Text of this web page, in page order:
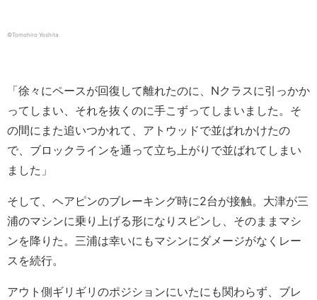
©︎Tomohiro Yoshita
「徐々にペースが回復して離れたのに、Nクラスに引っかか
ってしまい、それを抜くのに手こずってしまいました。そ
の間にまた追いつかれて、アトウッドで並ばれかけたの
で、ブロックラインを通って立ち上がりで並ばれてしまい
ました」
そして、ヘアピンのブレーキング時に2台が接触。大津が三
浦のマシンに乗り上げる形になりスピンし、そのままマシ
ンを降りた。三浦は幸いにもマシンにダメージがなくレー
スを続行。
アウト側ギリギリのポジションにいたにも関わらず、ブレ